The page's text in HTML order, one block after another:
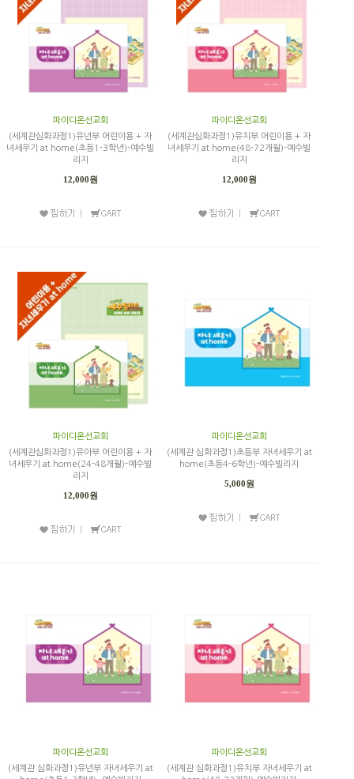
파이디온선교회
(세계관심화과정1)유년부 어린이용 + 자
녀세우기 at home(초등1-3학년)-예수빌
리지
12,000원
파이디온선교회
(세계관심화과정1)유치부 어린이용 + 자
녀세우기 at home(48-72개월)-예수빌
리지
12,000원
파이디온선교회
(세계관심화과정1)유아부 어린이용 + 자
녀세우기 at home(24-48개월)-예수빌
리지
12,000원
파이디온선교회
(세계관 심화과정1)초등부 자녀세우기 at
home(초등4-6학년)-예수빌리지
5,000원
파이디온선교회
(세계관 심화과정1)유년부 자녀세우기 at
파이디온선교회
(세계관 심화과정1)유치부 자녀세우기 at